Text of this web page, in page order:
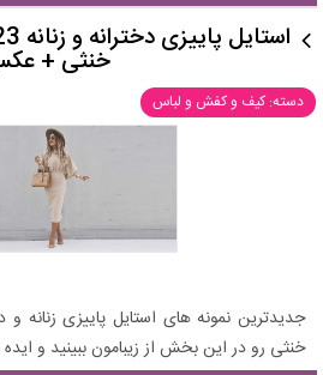
خنثی +
دسته: کیف و کفش و لباس
خنثی رو در این بخش از زیبامون ببینید و ایده